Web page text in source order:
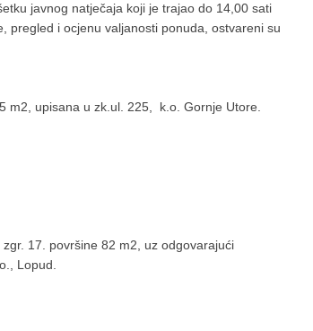
javnog natječaja koji je trajao do 14,00 sati
pregled i ocjenu valjanosti ponuda, ostvareni su
m2, upisana u zk.ul. 225, k.o. Gornje Utore.
17. površine 82 m2, uz odgovarajući
Lopud.